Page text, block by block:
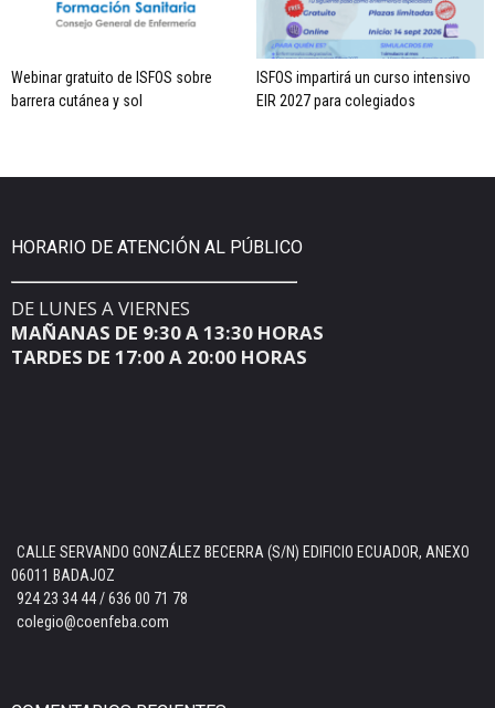
Webinar gratuito de ISFOS sobre
barrera cutánea y sol
ISFOS impartirá un curso intensivo
EIR 2027 para colegiados
HORARIO DE ATENCIÓN AL PÚBLICO
DE LUNES A VIERNES
MAÑANAS DE 9:30 A 13:30 HORAS
TARDES DE 17:00 A 20:00 HORAS
CALLE SERVANDO GONZÁLEZ BECERRA (S/N) EDIFICIO ECUADOR, ANEXO
06011 BADAJOZ
924 23 34 44 / 636 00 71 78
colegio@coenfeba.com